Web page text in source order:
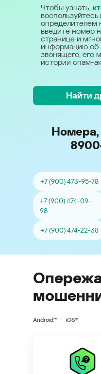
Чтобы узнать,
определителем
введите номер
странице и
информацию об
звонящего, его
истории спам-
Найти
Номера,
+7 (900) 473-95-78
+7 (900) 474-09-
98
+7 (900) 474-22-38
Android™ iOS®